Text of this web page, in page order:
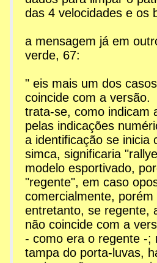
das 4 velocidades e os
a mensagem já em
verde, 67:
" eis mais um dos
coincide com a versão.
trata-se, como indicam
pelas indicações
a identificação se inicia
simca, significaria
modelo esportivado,
"regente", em caso
comercialmente, porém
entretanto, se regente,
não coincide com a
- como era o regente -;
tampa do porta-luvas,